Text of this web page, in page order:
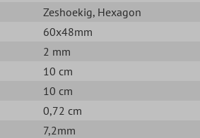
Zeshoekig, Hexagon
60x48mm
2 mm
10 cm
10 cm
0,72 cm
7,2mm